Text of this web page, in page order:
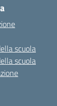
scuola
scuola